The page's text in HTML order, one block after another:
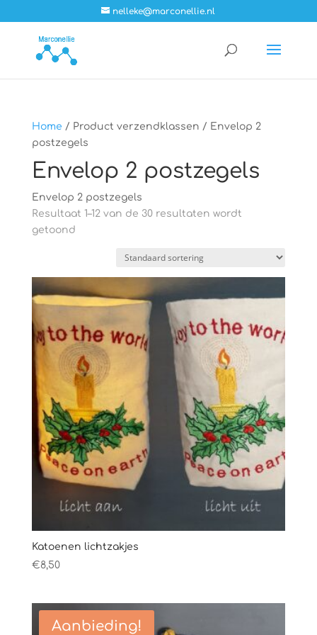
nelleke@marconellie.nl
Home / Product verzendklassen / Envelop 2
postzegels
Envelop 2 postzegels
Envelop 2 postzegels
Resultaat 1–12 van de 30 resultaten wordt
getoond
Katoenen lichtzakjes
€8,50
Aanbieding!